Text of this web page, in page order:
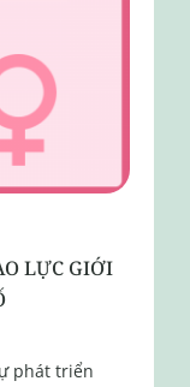
LỰC GIỚI
phát triển